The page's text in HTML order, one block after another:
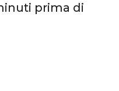
prima di